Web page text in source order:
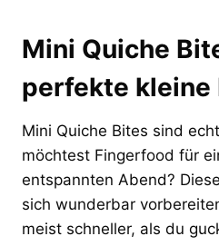
Mini Quiche
perfekte kleine
Mini Quiche Bites sind
möchtest Fingerfood für
entspannten Abend?
sich wunderbar
meist schneller, als du